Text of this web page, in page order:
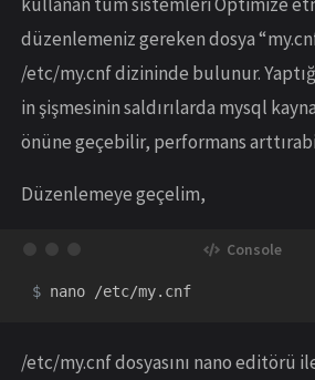
düzenlemeniz gereken dosya
/etc/my.cnf dizininde bulunur.
in şişmesinin saldırılarda mysql
önüne geçebilir, performans
Düzenlemeye geçelim,
$
/etc/my.cnf dosyasını nano editörü